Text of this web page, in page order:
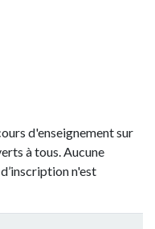
d'enseignement sur
à tous. Aucune
n'est